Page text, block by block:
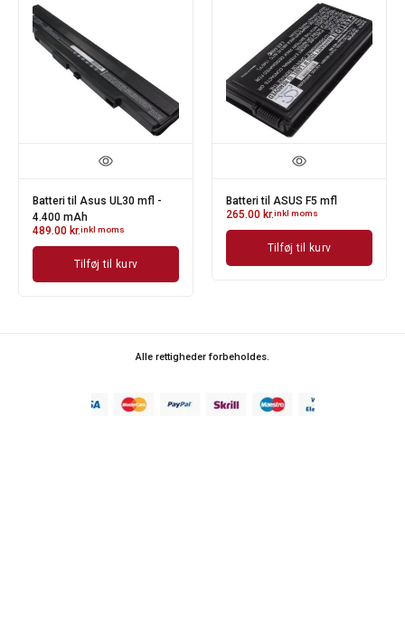
Batteri til Asus UL30 mfl -
4.400 mAh
489.00 kr.inkl moms
Tilføj til kurv
Batteri til ASUS F5 mfl
265.00 kr.inkl moms
Tilføj til kurv
Alle rettigheder forbeholdes.